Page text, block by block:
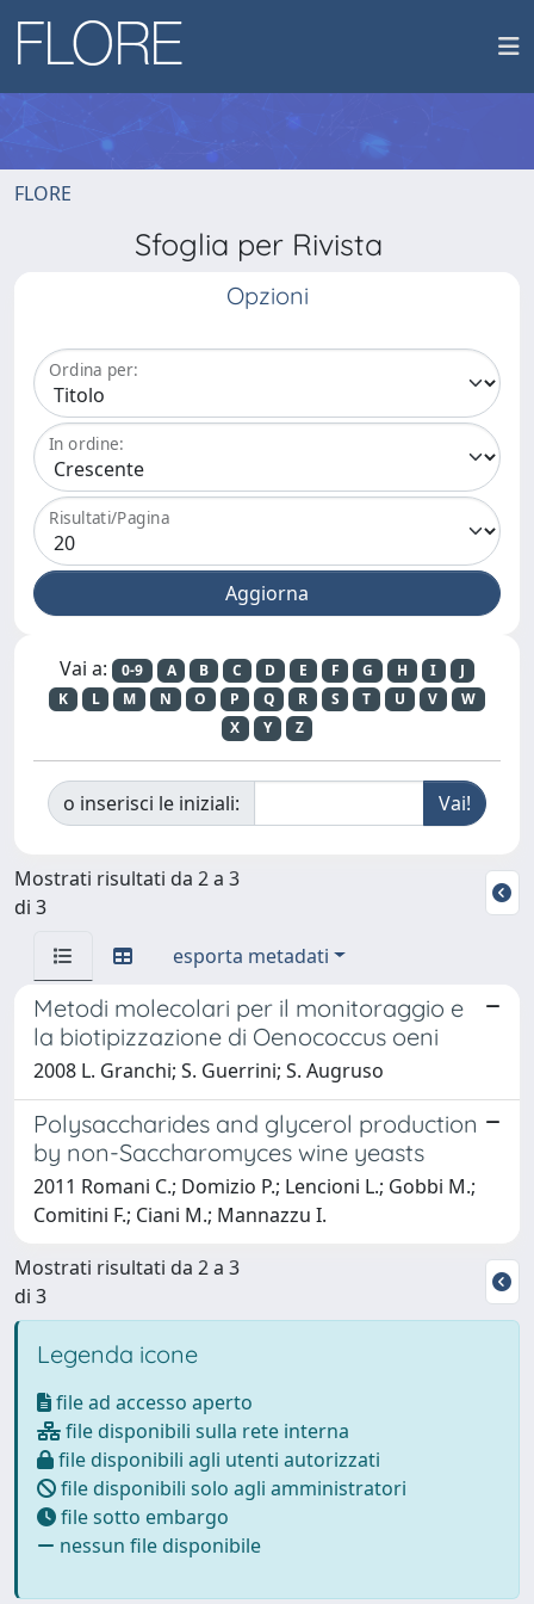
FLORE
Sfoglia per Rivista
Opzioni
Ordina per:
In ordine:
Risultati/Pagina
Vai a: 0-9 A B C D E F G H I
J
K
L M N O P Q R S T U V
W
X
Y Z
o inserisci le iniziali:
Mostrati risultati da 2 a 3
di 3
esporta metadati
Metodi molecolari per il monitoraggio e
la biotipizzazione di Oenococcus oeni
2008 L. Granchi; S. Guerrini; S. Augruso
Polysaccharides and glycerol production
by non-Saccharomyces wine yeasts
2011 Romani C.; Domizio P.; Lencioni L.; Gobbi M.;
Comitini F.; Ciani M.; Mannazzu I.
Mostrati risultati da 2 a 3
di 3
Legenda icone
file ad accesso aperto
file disponibili sulla rete interna
file disponibili agli utenti autorizzati
file disponibili solo agli amministratori
file sotto embargo
nessun file disponibile